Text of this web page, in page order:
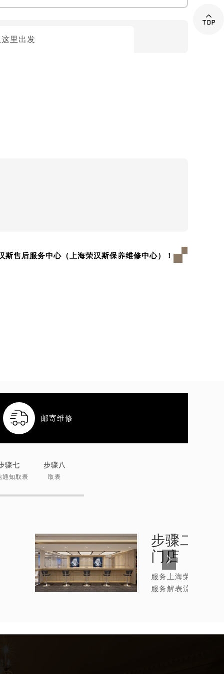
里出发
售后服务中心（上海荣汉斯保养维修中心）！
 邮寄维修
骤七
通知取表
步骤八
取表
步骤二：
门店
服务上海荣汉斯售
服务解表流程
